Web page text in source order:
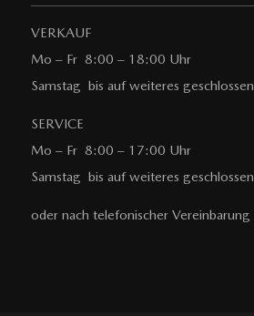
VERKAUF
Mo – Fr 8:00 – 18:00 Uhr
Samstag bis auf weiteres geschlossen
SERVICE
Mo – Fr 8:00 – 17:00 Uhr
Samstag bis auf weiteres geschlossen
oder nach telefonischer Vereinbarung